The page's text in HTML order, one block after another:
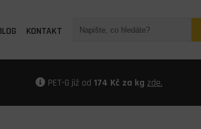
KONTAKT
PET-G již od 174 Kč za kg zde.